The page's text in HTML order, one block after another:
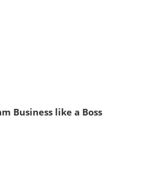
Business like a Boss